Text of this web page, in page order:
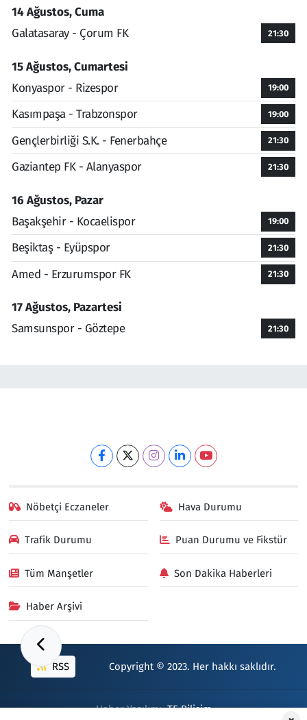
14 Ağustos, Cuma
Galatasaray - Çorum FK
21:30
15 Ağustos, Cumartesi
Konyaspor - Rizespor
19:00
Kasımpaşa - Trabzonspor 19:00
Gençlerbirliği S.K. - Fenerbahçe 21:30
Gaziantep FK - Alanyaspor 21:30
16 Ağustos, Pazar
Başakşehir - Kocaelispor
19:00
Beşiktaş - Eyüpspor 21:30
Amed - Erzurumspor FK 21:30
17 Ağustos, Pazartesi
Samsunspor - Göztepe
21:30
Nöbetçi Eczaneler Hava Durumu
Trafik Durumu Puan Durumu ve Fikstür
Tüm Manşetler Son Dakika Haberleri
Haber Arşivi
RSS Copyright © 2023. Her hakkı saklıdır.
Haber Yazılımı:TE Bilişim